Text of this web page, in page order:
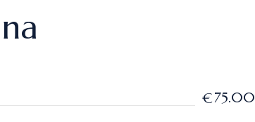
€75.00